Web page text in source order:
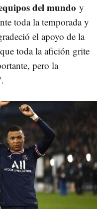
del mundo y
toda la temporada y
el apoyo de la
toda la afición grite
pero la